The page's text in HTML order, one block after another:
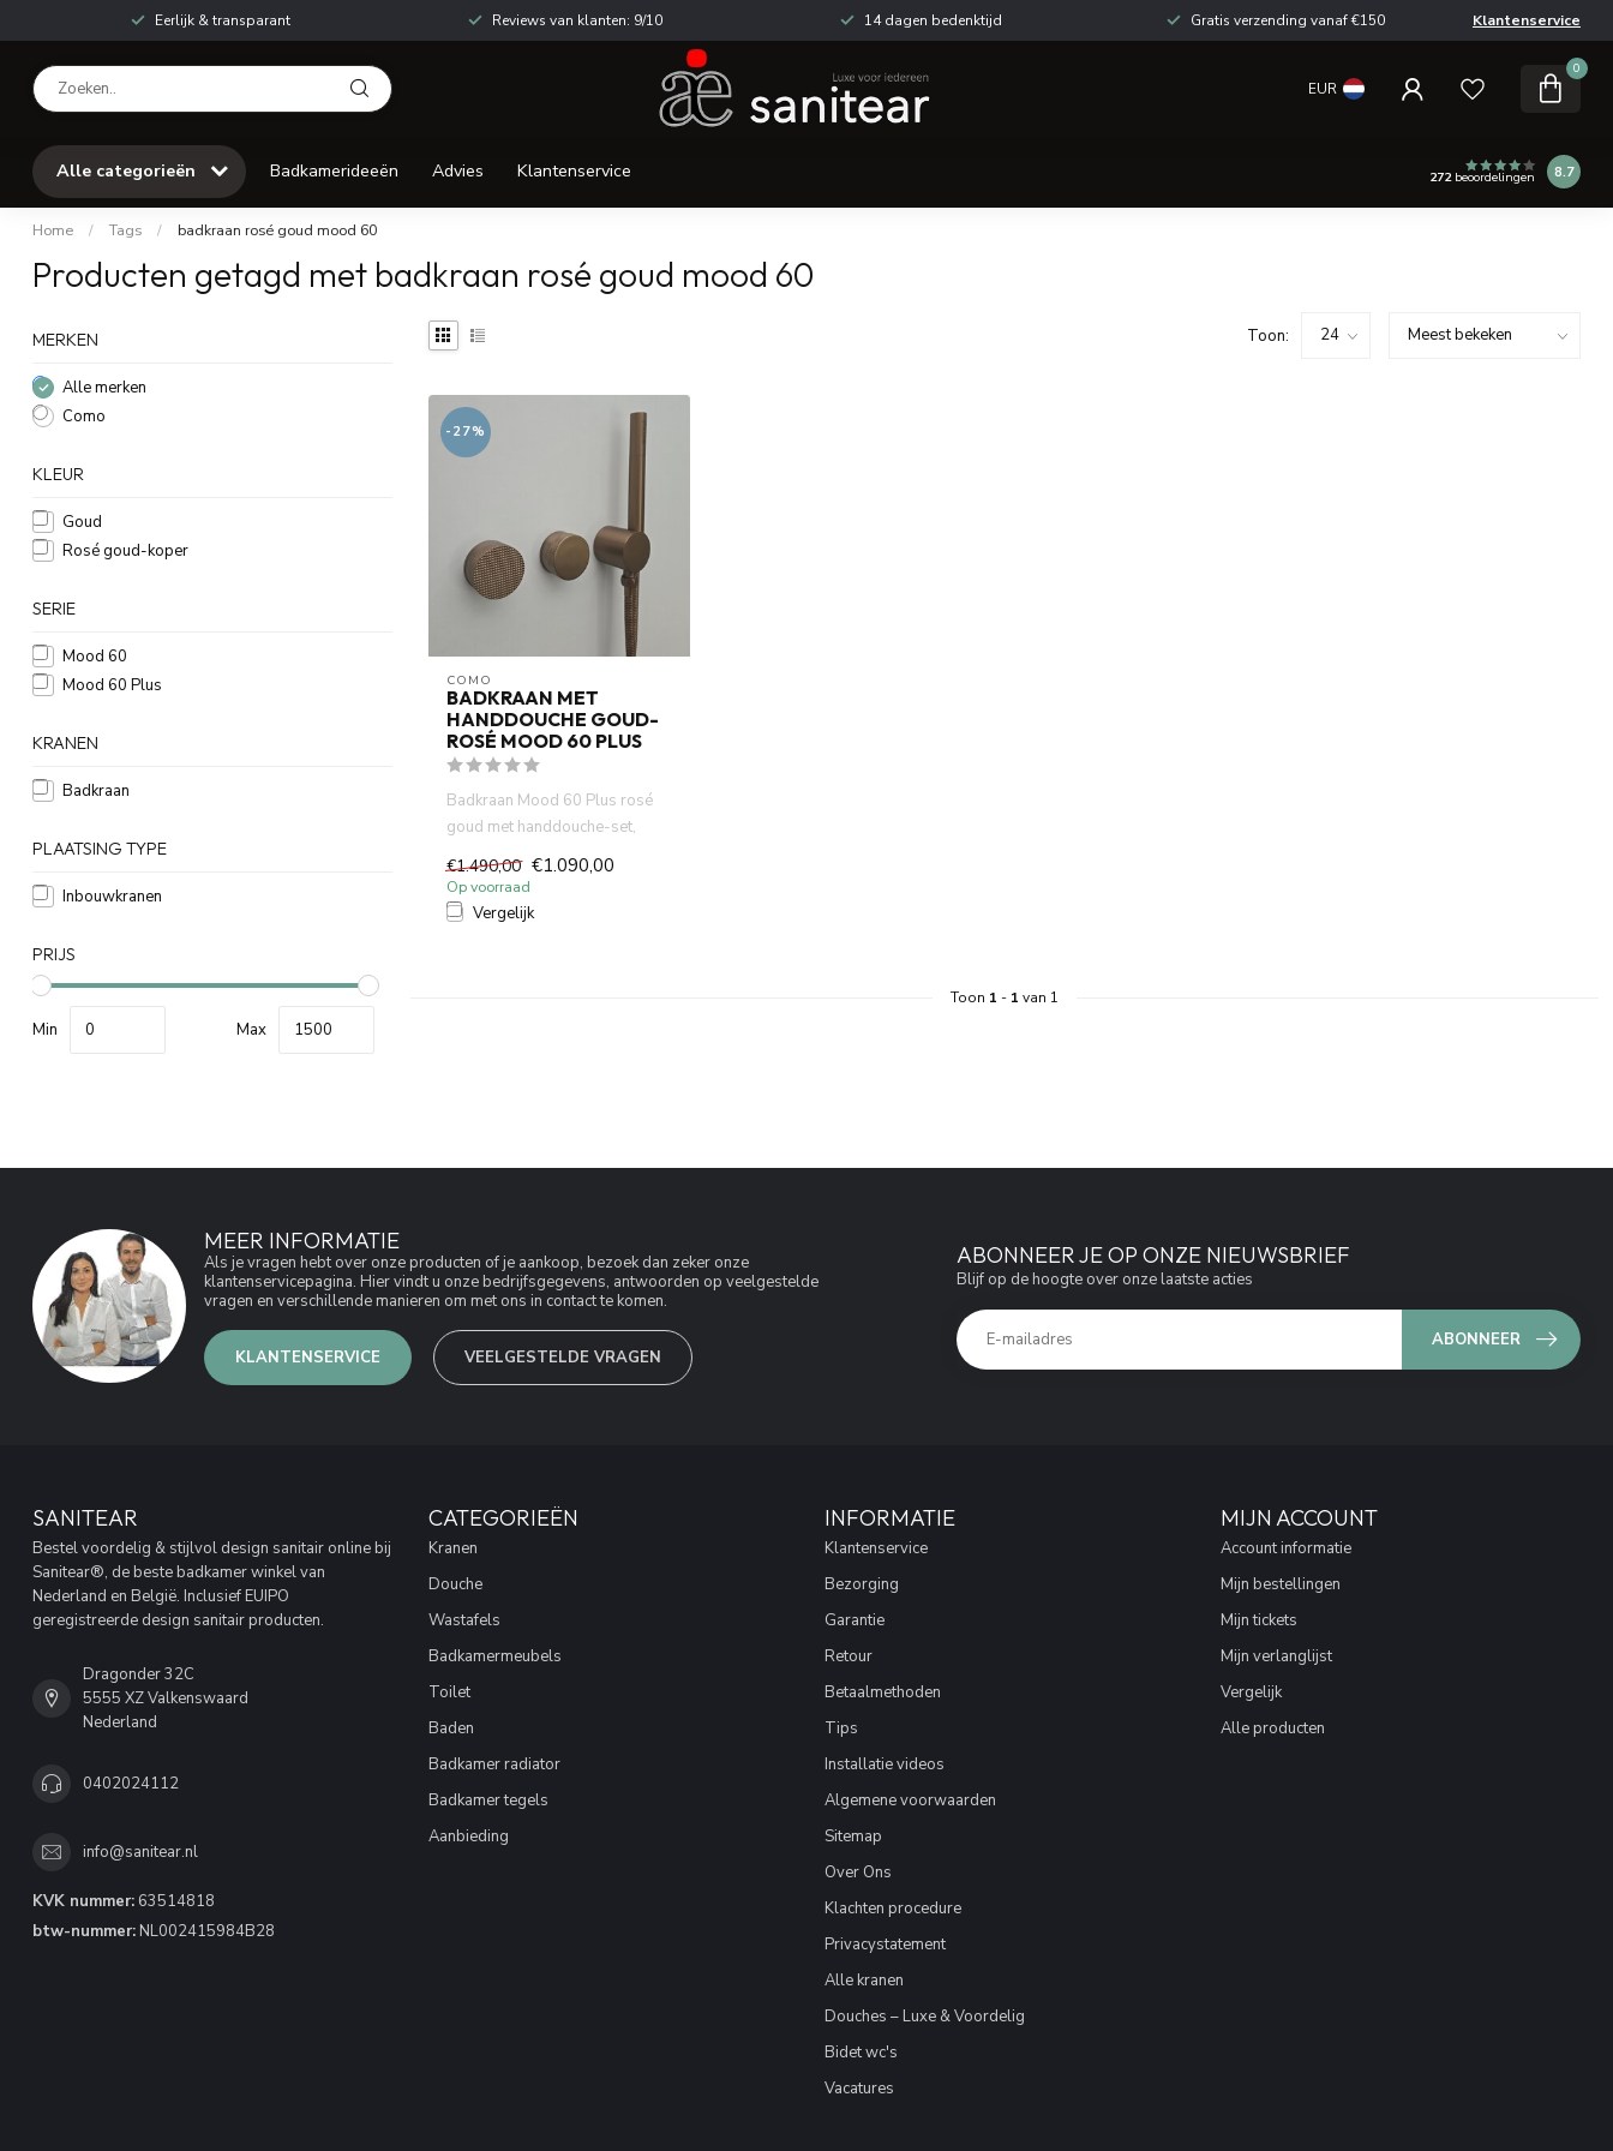
Eerlijk & transparant Reviews van klanten: 9/10 14 dagen bedenktijd Gratis verzending vanaf €150 Klantenservice
EUR
0
Alle categorieën Badkamerideeën Advies Klantenservice 272beoordelingen 8.7
Home / Tags / badkraan rosé goud mood 60
Producten getagd met badkraan rosé goud mood 60
MERKEN
Alle merken
Como
KLEUR
Goud
Rosé goud-koper
SERIE
Mood 60
Mood 60 Plus
KRANEN
Badkraan
PLAATSING TYPE
Inbouwkranen
PRIJS
Min Max
Toon:
-27%
COMO
BADKRAAN MET
HANDDOUCHE GOUD-
ROSÉ MOOD 60 PLUS
Badkraan Mood 60 Plus rosé
goud met handdouche-set,
thermosta...
€1.490,00 €1.090,00
Op voorraad
Vergelijk
Toon 1 - 1 van 1
MEER INFORMATIE
Als je vragen hebt over onze producten of je aankoop, bezoek dan zeker onze
klantenservicepagina. Hier vindt u onze bedrijfsgegevens, antwoorden op veelgestelde
vragen en verschillende manieren om met ons in contact te komen.
KLANTENSERVICE VEELGESTELDE VRAGEN
ABONNEER JE OP ONZE NIEUWSBRIEF
Blijf op de hoogte over onze laatste acties
ABONNEER
SANITEAR
Bestel voordelig & stijlvol design sanitair online bij
Sanitear®, de beste badkamer winkel van
Nederland en België. Inclusief EUIPO
geregistreerde design sanitair producten.
Dragonder 32C
5555 XZ Valkenswaard
Nederland
0402024112
info@sanitear.nl
KVK nummer: 63514818
btw-nummer: NL002415984B28
CATEGORIEËN
Kranen
Douche
Wastafels
Badkamermeubels
Toilet
Baden
Badkamer radiator
Badkamer tegels
Aanbieding
INFORMATIE
Klantenservice
Bezorging
Garantie
Retour
Betaalmethoden
Tips
Installatie videos
Algemene voorwaarden
Sitemap
Over Ons
Klachten procedure
Privacystatement
Alle kranen
Douches – Luxe & Voordelig
Bidet wc's
Vacatures
MIJN ACCOUNT
Account informatie
Mijn bestellingen
Mijn tickets
Mijn verlanglijst
Vergelijk
Alle producten